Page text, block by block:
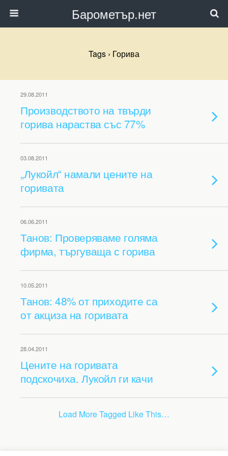
Барометър.нет
Tags › Горива
29.08.2011
Производството на твърди
горива нараства със 77%
03.08.2011
„Лукойл“ намали цените на
горивата
06.06.2011
Танов: Проверяваме голяма
фирма, търгуваща с горива
10.05.2011
Танов: 48% от приходите са
от акциза на горивата
28.04.2011
Цените на горивата
подскочиха. Лукойл ги качи
Load More Tagged Like This…